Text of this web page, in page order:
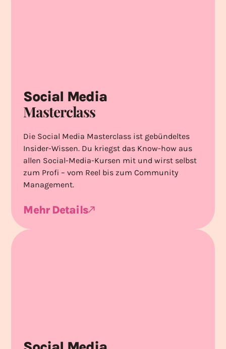
Social Media
Masterclass
Die Social Media Masterclass ist gebündeltes
Insider-Wissen. Du kriegst das Know-how aus
allen Social-Media-Kursen mit und wirst selbst
zum Profi – vom Reel bis zum Community
Management.
Mehr Details